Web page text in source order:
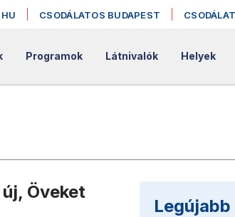
CSODÁLATOS BUDAPEST
Programok Látnivalók Helyek
Öveket